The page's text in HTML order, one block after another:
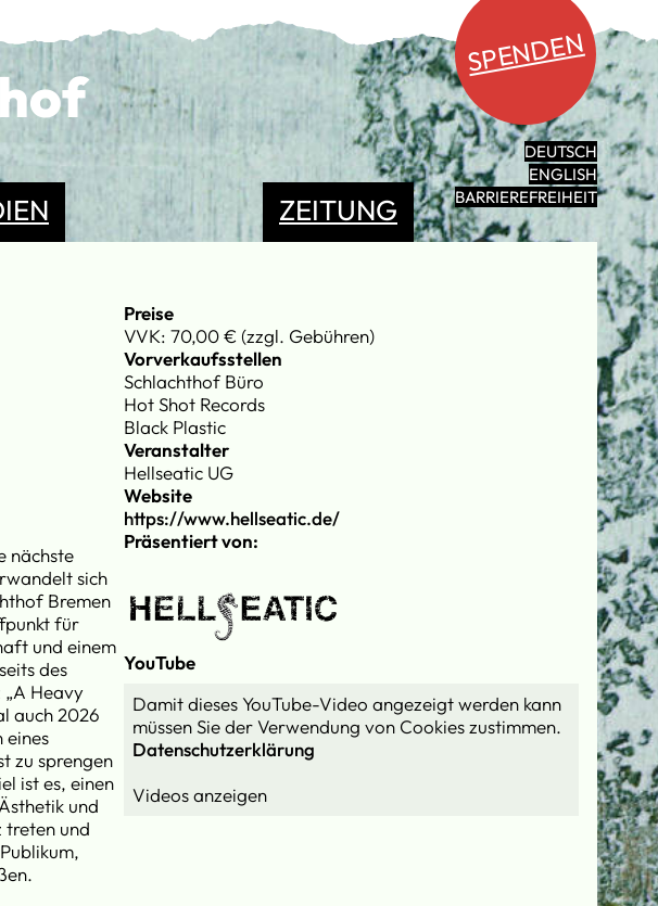
SPENDEN
DEUTSCH
ENGLISH
BARRIEREFREIHEIT
ZEITUNG
nächste
sich
Bremen
für
und einem
des
Heavy
auch 2026
eines
zu sprengen
ist es, einen
und
treten und
Preise
VVK: 70,00 € (zzgl. Gebühren)
Vorverkaufsstellen
Schlachthof Büro
Hot Shot Records
Black Plastic
Veranstalter
Hellseatic UG
Website
https://www.hellseatic.de/
Präsentiert von:
YouTube
Damit dieses YouTube-Video angezeigt werden kann
müssen Sie der Verwendung von Cookies zustimmen.
Datenschutzerklärung